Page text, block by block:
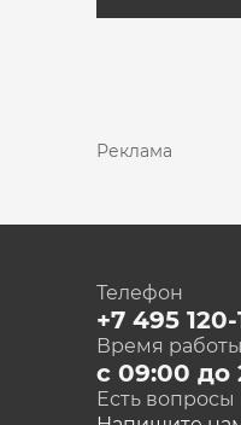
Реклама
Телефон
+7 495 120-
Время работы
с 09:00 до
Есть